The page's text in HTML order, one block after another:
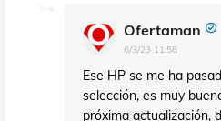
Ofertaman
6/3/23 11:58
Ese HP se me ha
selección, es muy
próxima actualización,